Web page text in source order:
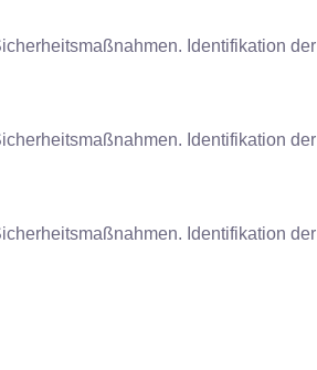
Identifikation der
Identifikation der
Identifikation der